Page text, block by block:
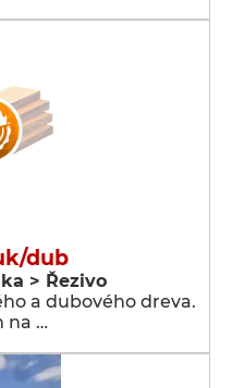
dub
> Řezivo
a dubového dreva.
na …